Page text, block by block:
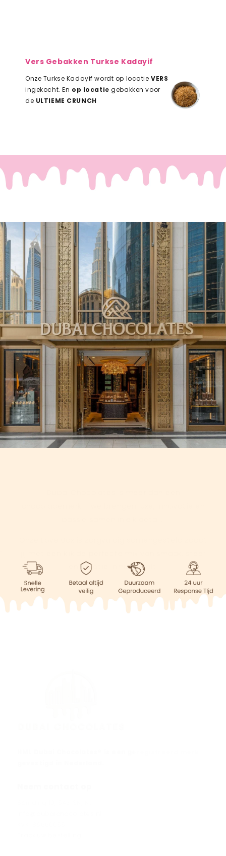
Vers Gebakken Turkse Kadayif
Onze Turkse Kadayif wordt op locatieVERS
ingekocht. En op locatiegebakken voor
de ULTIEME CRUNCH
Waar Passie en Luxe
Samenkomen
en emotie in huis haalt.